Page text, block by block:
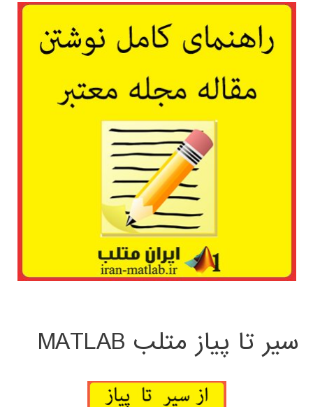
سیر تا پیاز متلب MATLAB